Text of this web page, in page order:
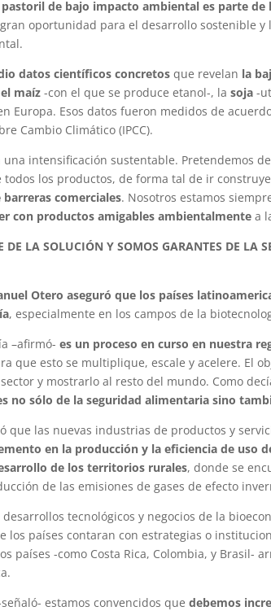
pastoril de bajo impacto ambiental es parte
oportunidad para el desarrollo sostenible
datos científicos concretos que revelan la
maíz -con el que se produce etanol-, lasoja -
Europa. Esos datos fueron medidos de
Cambio Climático (IPCC).
una intensificación sustentable. Pretendemos
los productos, de forma tal de ir
comerciales. Nosotros estamos
con productos amigables ambientalmente a
DE LA SOLUCIÓN Y SOMOS GARANTES DE
Otero aseguró que los países
, especialmente en los campos de la
–afirmó-es un proceso en curso en nuestra
que esto se multiplique, escale y acelere. El
y mostrarlo al resto del mundo. Como
no sólo de la seguridad alimentaria sino
que las nuevas industrias de productos y
en la producción y la eficiencia de uso
de los territorios rurales, donde se
de las emisiones de gases de efecto
desarrollos tecnológicos y negocios de la
los países contaran con estrategias o
países -como Costa Rica, Colombia, y Brasil-
señaló- estamos convencidos quedebemos